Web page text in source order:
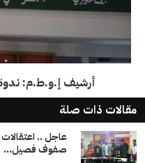
أرشيف إ.و.ط.م: ندوة
مقالات ذات صلة
عاجل ..
صفوف فصيل...